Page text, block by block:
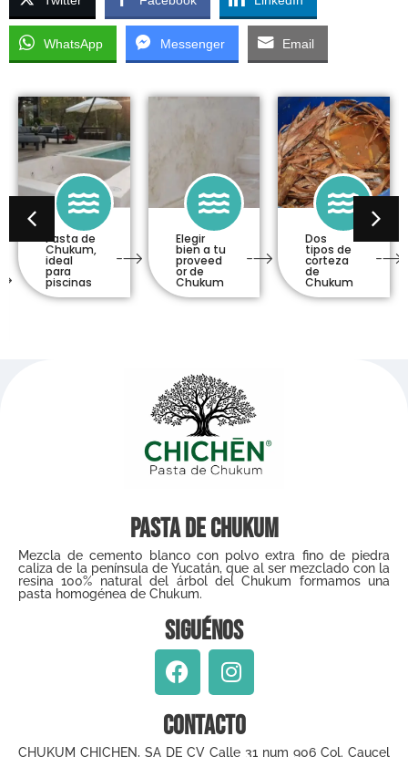
WhatsApp Messenger Email
Elegir
bien a tu
proveed
or de
Chukum
Dos
tipos de
corteza
de
Chukum
Proceso
de
aplicació
n de
Chukum
en
piscinas
Pasta de Chukum
Mezcla de cemento blanco con polvo extra fino de piedra
caliza de la península de Yucatán, que al ser mezclado con la
resina 100% natural del árbol del Chukum formamos una
pasta homogénea de Chukum.
Siguénos
Contacto
CHUKUM CHICHEN, SA DE CV Calle 31 num 906 Col. Caucel